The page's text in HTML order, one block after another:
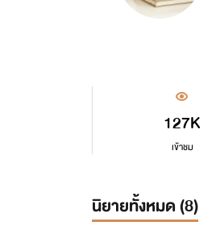
127K
เข้าชม
นิยายทั้งหมด (8)